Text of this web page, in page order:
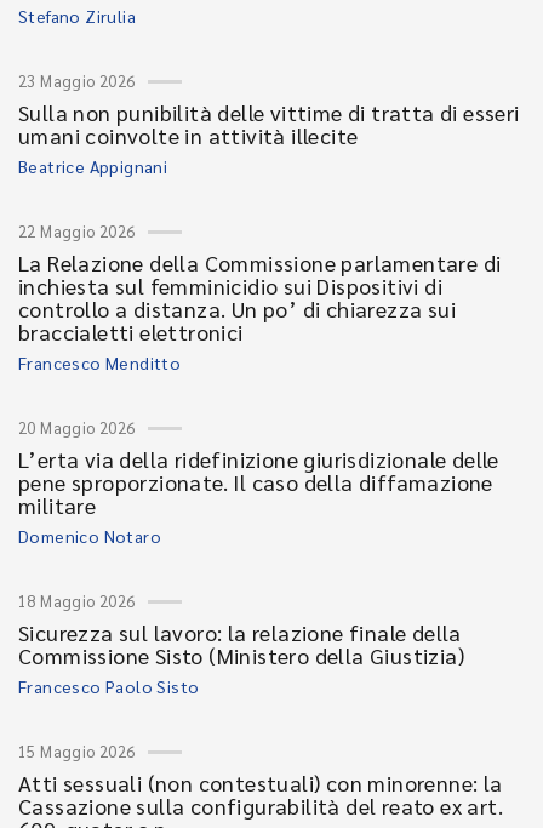
Stefano Zirulia
23 Maggio 2026
Sulla non punibilità delle vittime di tratta di esseri
umani coinvolte in attività illecite
Beatrice Appignani
22 Maggio 2026
La Relazione della Commissione parlamentare di
inchiesta sul femminicidio sui Dispositivi di
controllo a distanza. Un po’ di chiarezza sui
braccialetti elettronici
Francesco Menditto
20 Maggio 2026
L’erta via della ridefinizione giurisdizionale delle
pene sproporzionate. Il caso della diffamazione
militare
Domenico Notaro
18 Maggio 2026
Sicurezza sul lavoro: la relazione finale della
Commissione Sisto (Ministero della Giustizia)
Francesco Paolo Sisto
15 Maggio 2026
Atti sessuali (non contestuali) con minorenne: la
Cassazione sulla configurabilità del reato ex art.